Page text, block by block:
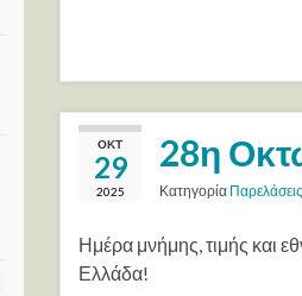
ΟΚΤ
29
2025
28η
Κατηγορία Παρελάσεις
Ημέρα μνήμης, τιμής και
Ελλάδα!